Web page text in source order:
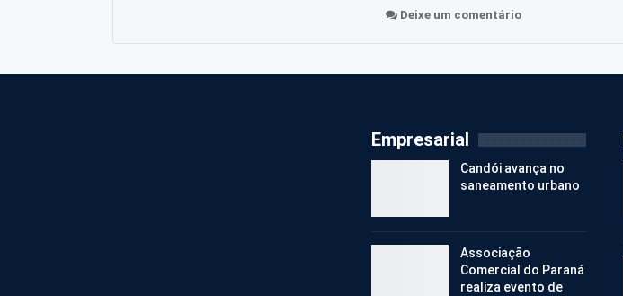
Deixe um comentário
Empresarial
Candói avança no
saneamento urbano
Associação
Comercial do Paraná
realiza evento de